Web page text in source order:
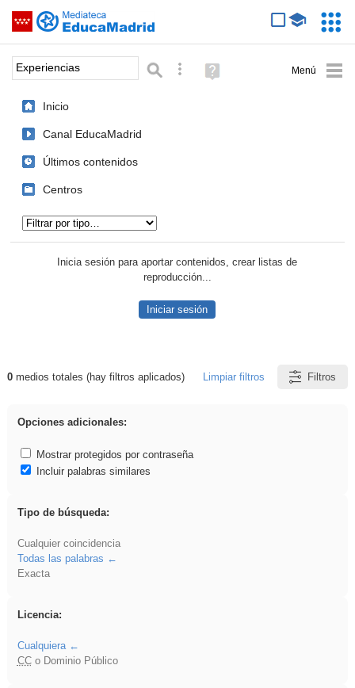
Saltar navegación
Palabra o frase: Búsqueda avanzada
Ayuda
(en
Inicio
Canal EducaMadrid
Últimos contenidos
Centros
Inicia sesión para aportar contenidos, crear listas de
reproducción...
Iniciar sesión
Resultados de: Experiencias
0medios totales (hay filtros aplicados) Limpiar filtros Filtros
Opciones adicionales:
Mostrar protegidos por contraseña
Incluir palabras similares
Tipo de búsqueda:
Cualquier coincidencia
Todas las palabras
Exacta
Licencia:
Cualquiera
CCo Dominio Público